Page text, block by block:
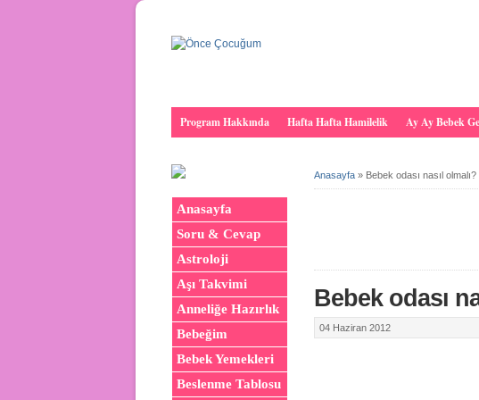
Program Hakkında Hafta Hafta Hamilelik Ay Ay Bebek
Anasayfa » Bebek odası nasıl olmalı?
Bebek odası
04 Haziran 2012
Anasayfa
Soru & Cevap
Astroloji
Aşı Takvimi
Anneliğe Hazırlık
Bebeğim
Bebek Yemekleri
Beslenme Tablosu